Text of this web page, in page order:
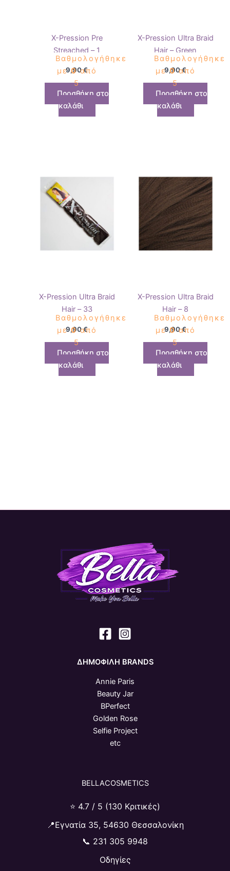
X-Pression Pre
Streached – 1
Βαθμολογήθηκε
με0από
5
9,90€
Προσθήκη στο
καλάθι
X-Pression Ultra Braid
Hair – Green
Βαθμολογήθηκε
με0από
5
9,90€
Προσθήκη στο
καλάθι
X-Pression Ultra Braid
Hair – 33
Βαθμολογήθηκε
με0από
5
9,90€
Προσθήκη στο
καλάθι
X-Pression Ultra Braid
Hair – 8
Βαθμολογήθηκε
με0από
5
9,90€
Προσθήκη στο
καλάθι
ΔΗΜΟΦΙΛΗ BRANDS
Annie Paris
Beauty Jar
BPerfect
Golden Rose
Selfie Project
etc
BELLACOSMETICS
⭐ 4.7 / 5 (130 Κριτικές)
📍Εγνατία 35, 54630 Θεσσαλονίκη
📞 231 305 9948
Οδηγίες